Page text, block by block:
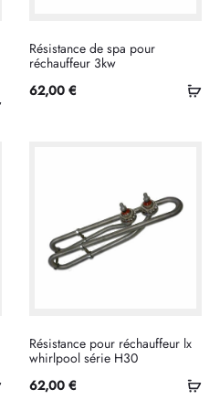
Ajouter
Résistance de spa pour
réchauffeur 3kw
62,00 €
Ajouter
Résistance pour réchauffeur lx
whirlpool série H30
62,00 €